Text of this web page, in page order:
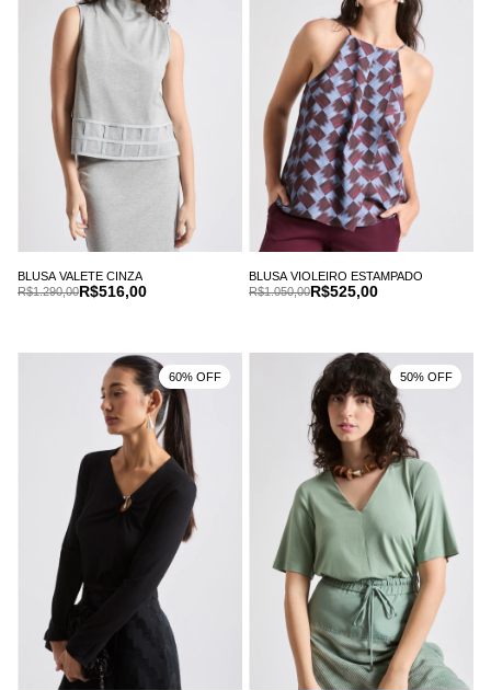
BLUSA VALETE CINZA
R$516,00
R$1.290,00
BLUSA VIOLEIRO ESTAMPADO
R$525,00
R$1.050,00
60% OFF 50% OFF